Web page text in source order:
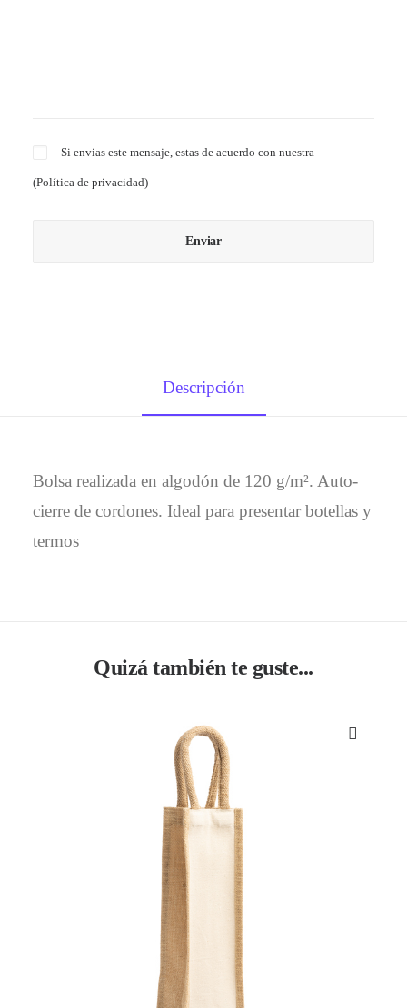
Si envias este mensaje, estas de acuerdo con nuestra
(Política de privacidad)
Descripción
Bolsa realizada en algodón de 120 g/m². Auto-
cierre de cordones. Ideal para presentar botellas y
termos
Quizá también te guste...